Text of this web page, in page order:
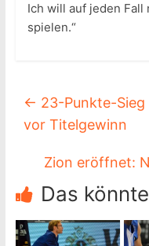
Ich will auf jeden Fall
spielen.“
← 23-Punkte-
vor Titelgewinn
Zion eröffnet:
Das